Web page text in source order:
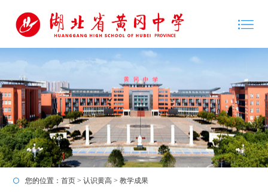
您的位置：首页 >认识黄高 >教学成果